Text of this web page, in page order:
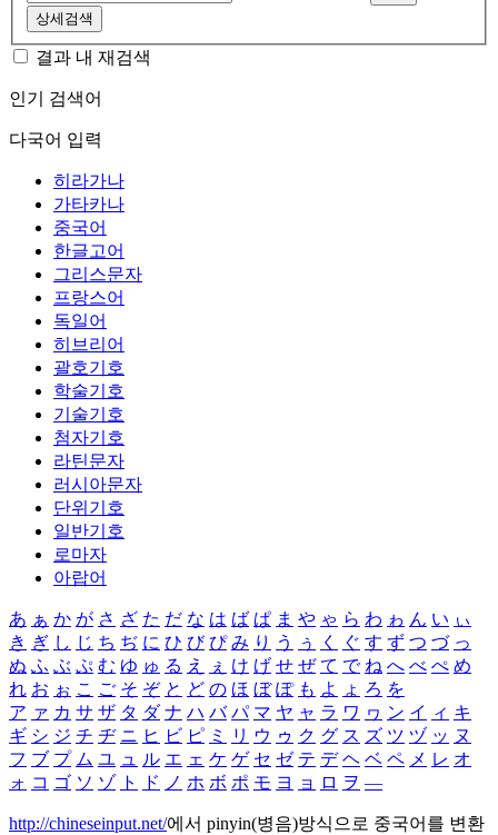
상세검색
결과 내 재검색
인기 검색어
다국어 입력
히라가나
가타카나
중국어
한글고어
그리스문자
프랑스어
독일어
히브리어
괄호기호
학술기호
기술기호
첨자기호
라틴문자
러시아문자
단위기호
일반기호
로마자
아랍어
あ ぁ か が さ ざ た だ な は ば ぱ ま や ゃ ら わ ゎ ん い ぃ
き ぎ し じ ち ぢ に ひ び ぴ み り う ぅ く ぐ す ず つ づ っ
ぬ ふ ぶ ぷ む ゆ ゅ る え ぇ け げ せ ぜ て で ね へ べ ぺ め
れ お ぉ こ ご そ ぞ と ど の ほ ぼ ぽ も よ ょ ろ を
ア ァ カ サ ザ タ ダ ナ ハ バ パ マ ヤ ャ ラ ワ ヮ ン イ ィ キ
ギ シ ジ チ ヂ ニ ヒ ビ ピ ミ リ ウ ゥ ク グ ス ズ ツ ヅ ッ ヌ
フ ブ プ ム ユ ュ ル エ ェ ケ ゲ セ ゼ テ デ ヘ ベ ペ メ レ オ
ォ コ ゴ ソ ゾ ト ド ノ ホ ボ ポ モ ヨ ョ ロ ヲ ―
http://chineseinput.net/에서 pinyin(병음)방식으로 중국어를 변환